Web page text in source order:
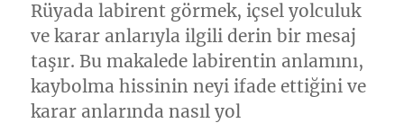
Rüyada labirent görmek, içsel yolculuk
ve karar anlarıyla ilgili derin bir mesaj
taşır. Bu makalede labirentin anlamını,
kaybolma hissinin neyi ifade ettiğini ve
karar anlarında nasıl yol